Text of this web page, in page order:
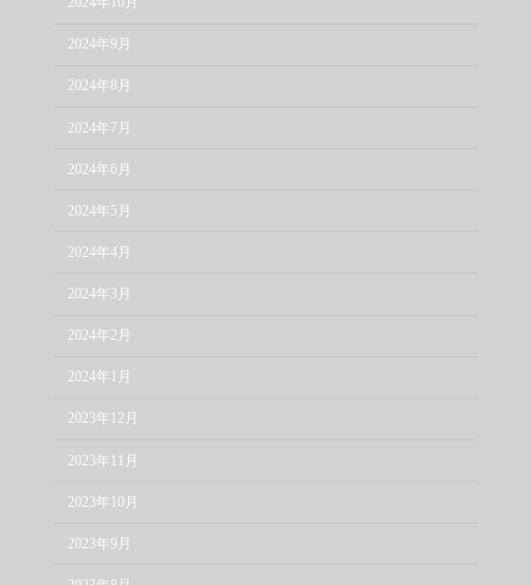
2024年9月
2024年8月
2024年7月
2024年6月
2024年5月
2024年4月
2024年3月
2024年2月
2024年1月
2023年12月
2023年11月
2023年10月
2023年9月